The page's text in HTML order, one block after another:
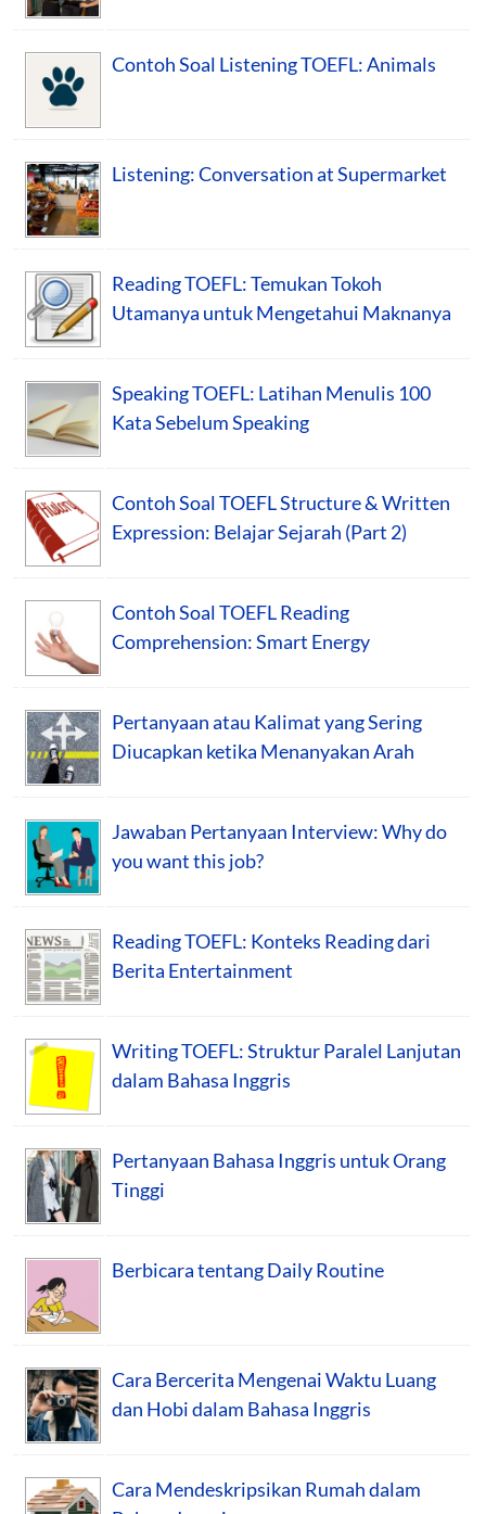
Contoh Soal Listening TOEFL: Animals
Listening: Conversation at Supermarket
Reading TOEFL: Temukan Tokoh
Utamanya untuk Mengetahui Maknanya
Speaking TOEFL: Latihan Menulis 100
Kata Sebelum Speaking
Contoh Soal TOEFL Structure & Written
Expression: Belajar Sejarah (Part 2)
Contoh Soal TOEFL Reading
Comprehension: Smart Energy
Pertanyaan atau Kalimat yang Sering
Diucapkan ketika Menanyakan Arah
Jawaban Pertanyaan Interview: Why do
you want this job?
Reading TOEFL: Konteks Reading dari
Berita Entertainment
Writing TOEFL: Struktur Paralel Lanjutan
dalam Bahasa Inggris
Pertanyaan Bahasa Inggris untuk Orang
Tinggi
Berbicara tentang Daily Routine
Cara Bercerita Mengenai Waktu Luang
dan Hobi dalam Bahasa Inggris
Cara Mendeskripsikan Rumah dalam